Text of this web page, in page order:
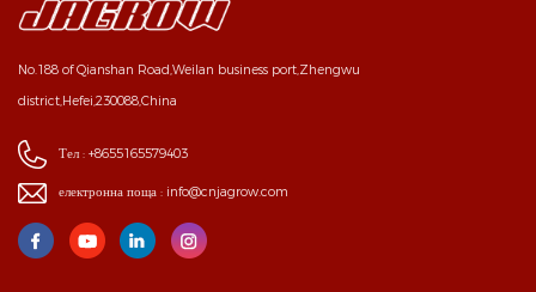
No.188 of Qianshan Road,Weilan business port,Zhengwu
district,Hefei,230088,China
Тел : +8655165579403
електронна поща : info@cnjagrow.com